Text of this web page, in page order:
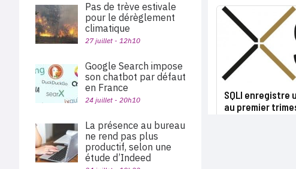
SQLI enregistre
au premier
Pas de trève estivale
pour le dérèglement
climatique
27 juillet - 12h10
Google Search impose
son chatbot par défaut
en France
24 juillet - 20h10
La présence au bureau
ne rend pas plus
productif, selon une
étude d’Indeed